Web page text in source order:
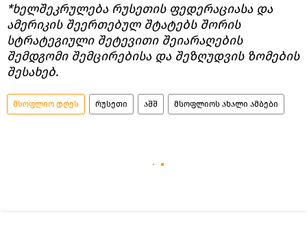
*ხელშეკრულება რუსეთის ფედერაციასა და
ამერიკის შეერთებულ შტატებს შორის
სტრატეგიული შეტევითი შეიარაღების
შემდგომი შემცირებისა და შეზღუდვის ზომების
შესახებ.
მსოფლიო დღეს რუსეთი აშშ მსოფლიოს ახალი ამბები